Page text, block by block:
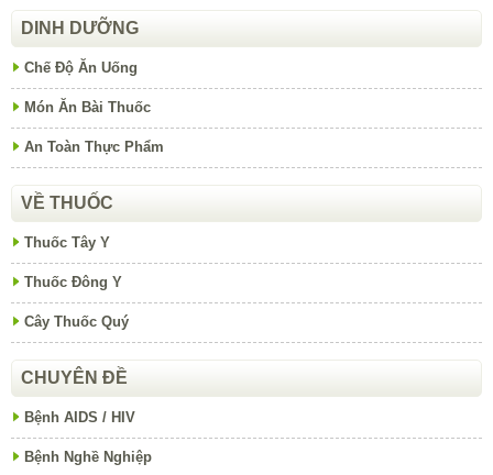
DINH DƯỠNG
Chế Độ Ăn Uống
Món Ăn Bài Thuốc
An Toàn Thực Phẩm
VỀ THUỐC
Thuốc Tây Y
Thuốc Đông Y
Cây Thuốc Quý
CHUYÊN ĐỀ
Bệnh AIDS / HIV
Bệnh Nghề Nghiệp